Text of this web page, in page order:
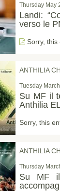
Thursday May
Landi:
verso le
Sorry, this
ANTHILIA
Tuesday
Su MF il
Anthilia
Sorry, this
ANTHILIA
Thursday
Su MF il